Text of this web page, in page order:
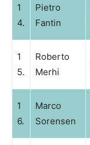
1
4.
Pietro
Fantin
1
5.
Roberto
Merhi
1
6.
Marco
Sorensen